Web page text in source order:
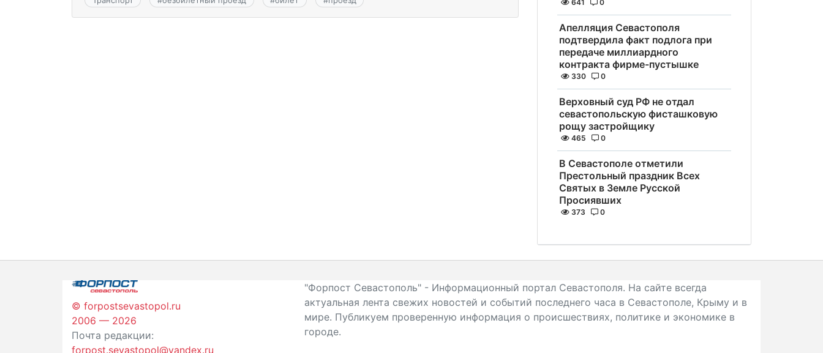
641 0
Апелляция Севастополя
подтвердила факт подлога при
передаче миллиардного
контракта фирме-пустышке
330 0
Верховный суд РФ не отдал
севастопольскую фисташковую
рощу застройщику
465 0
В Севастополе отметили
Престольный праздник Всех
Святых в Земле Русской
Просиявших
373 0
© forpostsevastopol.ru
2006 — 2026
Почта редакции:
forpost.sevastopol@yandex.ru
"Форпост Севастополь" - Информационный портал Севастополя. На сайте всегда
актуальная лента свежих новостей и событий последнего часа в Севастополе, Крыму и в
мире. Публикуем проверенную информация о происшествиях, политике и экономике в
городе.